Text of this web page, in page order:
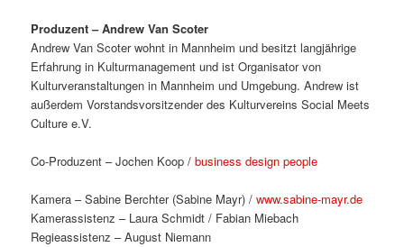
Produzent – Andrew Van Scoter
Andrew Van Scoter wohnt in Mannheim und besitzt langjährige
Erfahrung in Kulturmanagement und ist Organisator von
Kulturveranstaltungen in Mannheim und Umgebung. Andrew ist
außerdem Vorstandsvorsitzender des Kulturvereins Social Meets
Culture e.V.
Co-Produzent – Jochen Koop /business design people
Kamera – Sabine Berchter (Sabine Mayr) /www.sabine-mayr.de
Kamerassistenz – Laura Schmidt / Fabian Miebach
Regieassistenz – August Niemann